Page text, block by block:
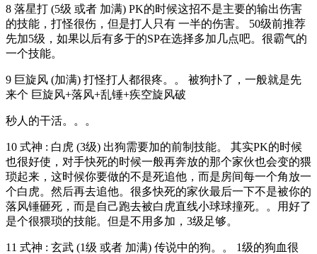
8 落星打 (5级 或者 加满) PK的时候这招不是主要的输出伤害
的技能，打怪很伤，但是打人只有 一半的伤害。 50级前推荐
先加5级，如果以后有多于的SP在选择多加几点吧。很霸气的
一个技能。
9 巨旋风 (加满) 打怪打人都很疼。。 被狗扑了，一般就是先
来个 巨旋风+落风+乱锤+疾空旋风破
秒人的干活。。。
10 式神 : 白虎 (3级) 出狗需要加的前制技能。 其实PK的时候
也很好使，对手快死的时候一般再奔放的那个家伙也会变的猥
琐起来，这时候你要做的不是死追他，而是房间每一个角放一
个白虎。然后再去追他。很多快死的家伙最后一下不是被你的
落风锤砸死，而是自己跑去被白虎直线小球球撞死。。用好了
是个很猥琐的技能。但是不用多加，3级足够。
11 式神 : 玄武 (1级 或者 加满) 传说中的狗。。 1级的狗血很